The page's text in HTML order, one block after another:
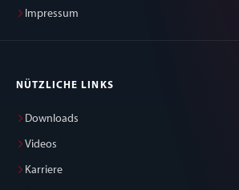
Impressum
NÜTZLICHE LINKS
Downloads
Videos
Karriere